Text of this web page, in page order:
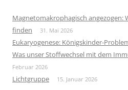
Magnetomakrophagisch angezogen:
finden
31. Mai 2026
Eukaryogenese: Königskinder-
Was unser Stoffwechsel mit dem
Februar 2026
Lichtgruppe 15. Januar 2026